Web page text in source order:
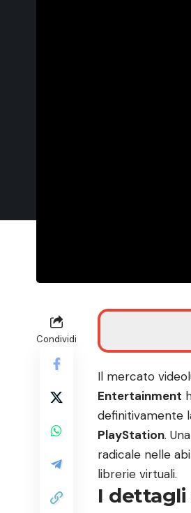
Condividi
Il mercato
Entertainment
definitivamente
PlayStation.
radicale nelle
librerie virtuali.
I dettagli